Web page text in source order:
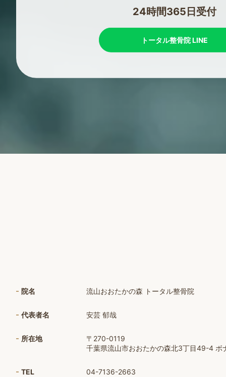
24時間365日受付
トータル整骨院 LINE
院名 流山おおたかの森 トータル整骨院
代表者名 安芸 郁哉
所在地
〒270-0119
千葉県流山市おおたかの森北3丁目49-4 ボ
TEL 04-7136-2663